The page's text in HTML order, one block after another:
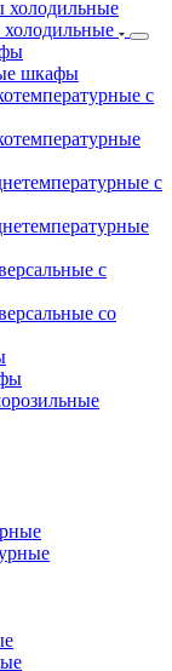
холодильные
шкафы
с
с
с
со